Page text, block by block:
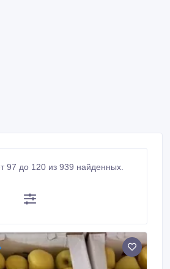
97 до 120 из 939 найденных.